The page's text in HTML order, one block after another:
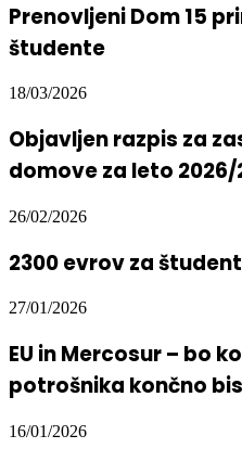
Prenovljeni Dom 15
študente
18/03/2026
Objavljen razpis za
domove za leto 2026/
26/02/2026
2300 evrov za
27/01/2026
EU in Mercosur – bo
potrošnika končno
16/01/2026